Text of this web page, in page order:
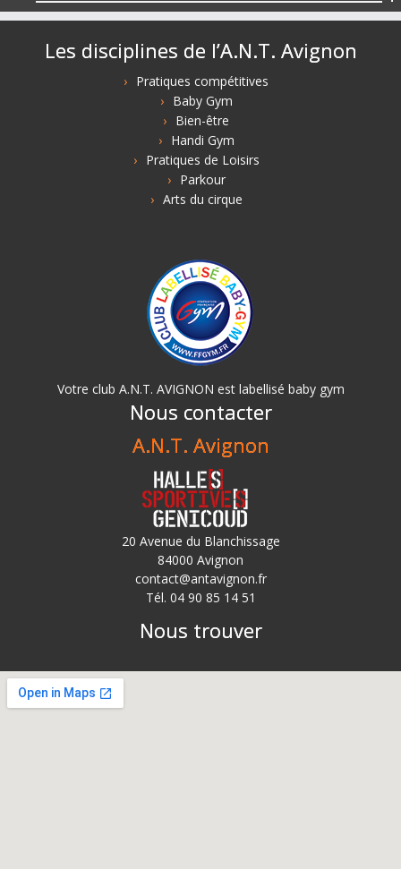
Les disciplines de l’A.N.T. Avignon
Pratiques compétitives
Baby Gym
Bien-être
Handi Gym
Pratiques de Loisirs
Parkour
Arts du cirque
Votre club A.N.T. AVIGNON est labellisé baby gym
Nous contacter
A.N.T. Avignon
20 Avenue du Blanchissage
84000 Avignon
contact@antavignon.fr
Tél. 04 90 85 14 51
Nous trouver